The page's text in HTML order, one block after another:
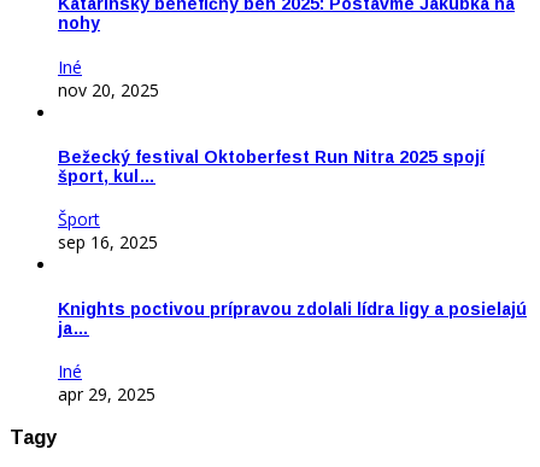
Katarínsky benefičný beh 2025: Postavme Jakubka na
nohy
Iné
nov 20, 2025
Bežecký festival Oktoberfest Run Nitra 2025 spojí
šport, kul…
Šport
sep 16, 2025
Knights poctivou prípravou zdolali lídra ligy a posielajú
ja…
Iné
apr 29, 2025
Tagy